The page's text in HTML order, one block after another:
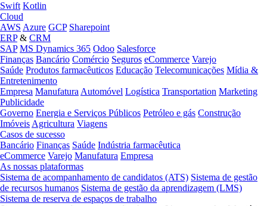
Swift Kotlin
Cloud
AWS Azure GCP Sharepoint
ERP& CRM
SAP MS Dynamics 365 Odoo Salesforce
Finanças Bancário Comércio Seguros eCommerce Varejo
Saúde Produtos farmacêuticos Educação Telecomunicações Mídia &
Entretenimento
Empresa Manufatura Automóvel Logística Transportation Marketing
Publicidade
Governo Energia e Serviços Públicos Petróleo e gás Construção
Imóveis Agricultura Viagens
Casos de sucesso
Bancário Finanças Saúde Indústria farmacêutica
eCommerce Varejo Manufatura Empresa
As nossas plataformas
Sistema de acompanhamento de candidatos (ATS) Sistema de gestão
de recursos humanos Sistema de gestão da aprendizagem (LMS)
Sistema de reserva de espaços de trabalho